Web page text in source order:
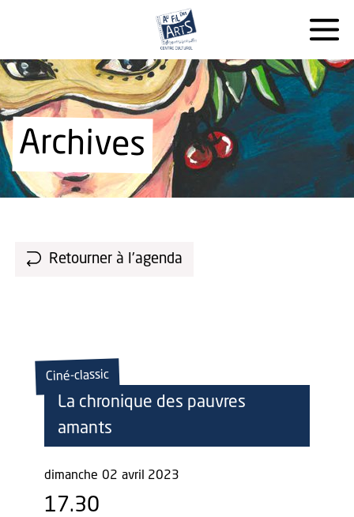
Archives
Retourner à l'agenda
La chronique des pauvres
amants
Ciné-classic
dimanche 02 avril 2023
17.30